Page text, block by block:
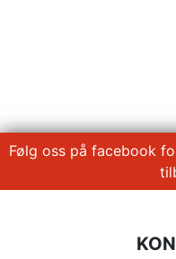
Følg oss på facebook